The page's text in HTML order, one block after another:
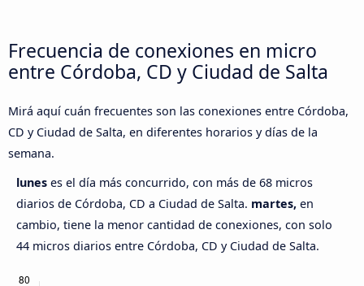
Frecuencia de conexiones en micro
entre Córdoba, CD y Ciudad de Salta
Mirá aquí cuán frecuentes son las conexiones entre Córdoba,
CD y Ciudad de Salta, en diferentes horarios y días de la
semana.
lunes es el día más concurrido, con más de 68 micros
diarios de Córdoba, CD a Ciudad de Salta. martes, en
cambio, tiene la menor cantidad de conexiones, con solo
44 micros diarios entre Córdoba, CD y Ciudad de Salta.